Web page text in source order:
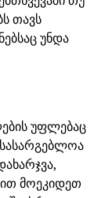
თავს
უნდა
უფლებაც
მოეკიდეთ